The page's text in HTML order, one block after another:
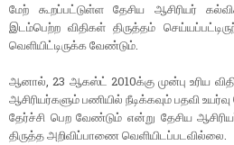
மேற் கூறப்பட்டுள்ள தேசிய ஆசிரியர்
இடம்பெற்ற விதிகள் திருத்தம்
வெளியிட்டிருக்க வேண்டும்.‌
ஆனால், 23 ஆகஸ்ட் 2010க்கு முன்பு உரிய
ஆசிரியர்களும் பணியில் நீடிக்கவும் பதவி
தேர்ச்சி பெற வேண்டும் என்று தேசிய
திருத்த அறிவிப்பாணை வெளியிடப்படவில்லை.